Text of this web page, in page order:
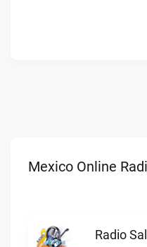
Mexico Online
Radio